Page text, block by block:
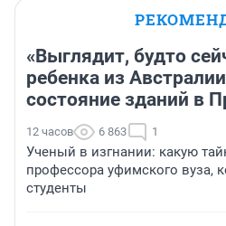
«Выглядит, будто
ребенка из
состояние зданий в
12 часов 6 863 1
Ученый в изгнании: какую
профессора уфимского вуза,
студенты